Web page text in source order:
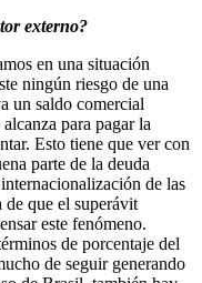
externo?
en una situación
ningún riesgo de una
un saldo comercial
para pagar la
Esto tiene que ver con
parte de la deuda
de las
de que el superávit
este fenómeno.
de porcentaje del
de seguir generando